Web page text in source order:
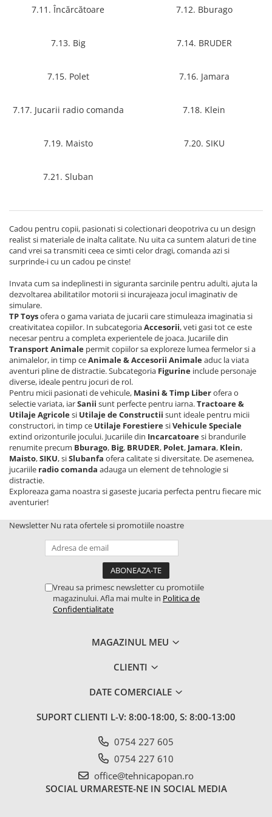
1.5.4. Piese de schimb pentru
1.5.6. Răcire
1.5.7. Filtre
1.5.8. Esapamente
1.5.10. Distributie si accesorii
1.6. Electrice
1.6.2. Alternatoare
1.6.3. Instalații de Iluminat
1.6.4. Demaroare
1.6.8. Echipamente & aparate de
masurare/testare
1.6.5. Întrerupătoare
1.6.6 Priza & Stechere
1.6.7. Diverse
1.7. Sisteme de franare
1.7.1 Cablu frana
1.7.2. Placute de frana
1.7.3. Simeringuri sistem franare
1.7.4. Piese si accesorii frana
1.8.1. Prize de putere
1.8.2. Cutii viteze
1.8.4. Transmisie punte spate
2.4.3. Prese de Balotat
2.5. Zootehnie
2.5.1. Adapatori
BCS
Deutz-Fahr
Kuhn
2.6. Incarcatoare frontale
2.6.1. Echipamente atasabile
2.6.2. Piese de schimb si accesorii
2.7. Roti, anvelope & jante
2.7.1. Cauciucuri
2.7.2. Camere
2.7.3. Accesorii
3.9.1. Roti din cauciuc
7.11. Încărcătoare 7.12. Bburago
7.13. Big 7.14. BRUDER
7.15. Polet 7.16. Jamara
7.17. Jucarii radio comanda 7.18. Klein
7.19. Maisto 7.20. SIKU
7.21. Sluban
Cadou pentru copii, pasionati si colectionari deopotriva cu un design
realist si materiale de inalta calitate. Nu uita ca suntem alaturi de tine
cand vrei sa transmiti ceea ce simti celor dragi, comanda azi si
surprinde-i cu un cadou pe cinste!
Invata cum sa indeplinesti in siguranta sarcinile pentru adulti, ajuta la
dezvoltarea abilitatilor motorii si incurajeaza jocul imaginativ de
simulare.
TP Toysofera o gama variata de jucarii care stimuleaza imaginatia si
creativitatea copiilor. In subcategoriaAccesorii, veti gasi tot ce este
necesar pentru a completa experientele de joaca. Jucariile din
Transport Animale permit copiilor sa exploreze lumea fermelor si a
animalelor, in timp ceAnimale & Accesorii Animaleaduc la viata
aventuri pline de distractie. Subcategoria Figurine include personaje
diverse, ideale pentru jocuri de rol.
Pentru micii pasionati de vehicule, Masini & Timp Liberofera o
selectie variata, iarSanii sunt perfecte pentru iarna.Tractoare &
Utilaje Agricolesi Utilaje de Constructii sunt ideale pentru micii
constructori, in timp ce Utilaje ForestieresiVehicule Speciale
extind orizonturile jocului. Jucariile din Incarcatoaresi brandurile
renumite precum Bburago, Big, BRUDER, Polet, Jamara, Klein,
Maisto,SIKU, siSlubanfa ofera calitate si diversitate. De asemenea,
jucariile radio comanda adauga un element de tehnologie si
distractie.
Exploreaza gama noastra si gaseste jucaria perfecta pentru fiecare mic
aventurier!
Newsletter Nu rata ofertele si promotiile noastre
Vreau sa primesc newsletter cu promotiile
magazinului. Afla mai multe in Politica de
Confidentialitate
MAGAZINUL MEU
CLIENTI
DATE COMERCIALE
SUPORT CLIENTI L-V: 8:00-18:00, S: 8:00-13:00
0754 227 605
0754 227 610
office@tehnicapopan.ro
SOCIAL URMARESTE-NE IN SOCIAL MEDIA